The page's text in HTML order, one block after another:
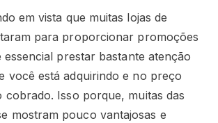
em vista que muitas lojas de
para proporcionar promoções
prestar bastante atenção
você está adquirindo e no preço
cobrado. Isso porque, muitas das
mostram pouco vantajosas e